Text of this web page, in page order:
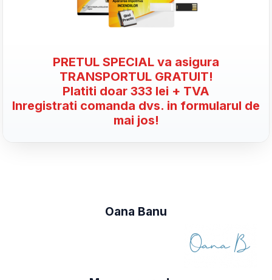
PRETUL SPECIAL va asigura
TRANSPORTUL GRATUIT!
Platiti doar 333 lei + TVA
Inregistrati comanda dvs. in formularul de
mai jos!
Oana Banu